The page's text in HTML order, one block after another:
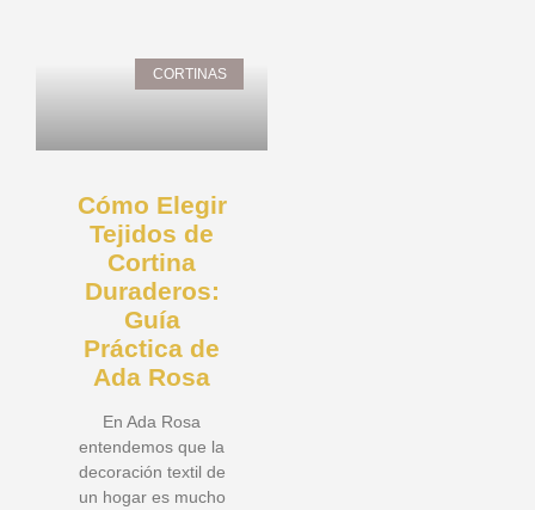
CORTINAS
Cómo Elegir
Tejidos de
Cortina
Duraderos:
Guía
Práctica de
Ada Rosa
En Ada Rosa
entendemos que la
decoración textil de
un hogar es mucho